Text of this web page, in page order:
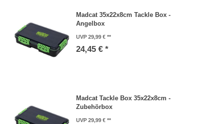
Madcat 35x22x8cm Tackle Box -
Angelbox
UVP 29,99 €
24,45 € *
Madcat Tackle Box 35x22x8cm -
Zubehörbox
UVP 29,99 €